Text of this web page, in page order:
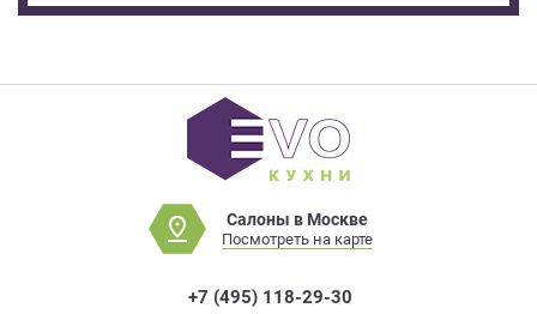
Салоны в Москве
Посмотреть на карте
+7 (495) 118-29-30